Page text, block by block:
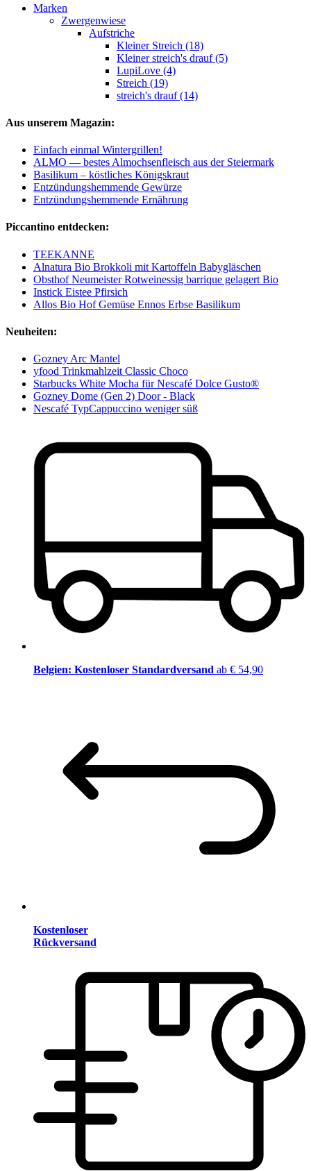
Marken
Zwergenwiese
Aufstriche
Kleiner Streich (18)
Kleiner streich's drauf (5)
LupiLove (4)
Streich (19)
streich's drauf (14)
Aus unserem Magazin:
Einfach einmal Wintergrillen!
ALMO — bestes Almochsenfleisch aus der Steiermark
Basilikum – köstliches Königskraut
Entzündungshemmende Gewürze
Entzündungshemmende Ernährung
Piccantino entdecken:
TEEKANNE
Alnatura Bio Brokkoli mit Kartoffeln Babygläschen
Obsthof Neumeister Rotweinessig barrique gelagert Bio
Instick Eistee Pfirsich
Allos Bio Hof Gemüse Ennos Erbse Basilikum
Neuheiten:
Gozney Arc Mantel
yfood Trinkmahlzeit Classic Choco
Starbucks White Mocha für Nescafé Dolce Gusto®
Gozney Dome (Gen 2) Door - Black
Nescafé TypCappuccino weniger süß
Belgien: Kostenloser Standardversand ab € 54,90
Kostenloser
Rückversand